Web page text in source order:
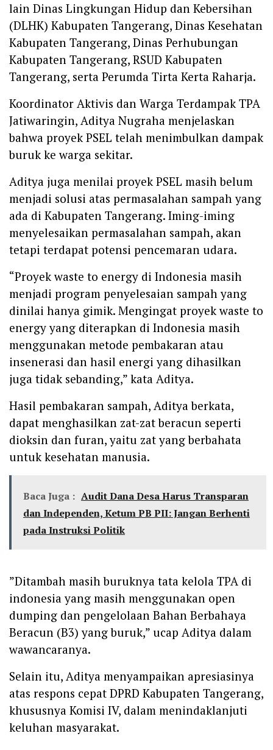
lain Dinas Lingkungan Hidup dan Kebersihan
(DLHK) Kabupaten Tangerang, Dinas Kesehatan
Kabupaten Tangerang, Dinas Perhubungan
Kabupaten Tangerang, RSUD Kabupaten
Tangerang, serta Perumda Tirta Kerta Raharja.
‎Koordinator Aktivis dan Warga Terdampak TPA
Jatiwaringin, Aditya Nugraha menjelaskan
bahwa proyek PSEL telah menimbulkan dampak
buruk ke warga sekitar.
‎Aditya juga menilai proyek PSEL masih belum
menjadi solusi atas permasalahan sampah yang
ada di Kabupaten Tangerang. Iming-iming
menyelesaikan permasalahan sampah, akan
tetapi terdapat potensi pencemaran udara.
‎“Proyek waste to energy di Indonesia masih
menjadi program penyelesaian sampah yang
dinilai hanya gimik. Mengingat proyek waste to
energy yang diterapkan di Indonesia masih
menggunakan metode pembakaran atau
insenerasi dan hasil energi yang dihasilkan
juga tidak sebanding,” kata Aditya.
‎Hasil pembakaran sampah, Aditya berkata,
dapat menghasilkan zat-zat beracun seperti
dioksin dan furan, yaitu zat yang berbahata
untuk kesehatan manusia.
Baca Juga : Audit Dana Desa Harus Transparan
dan Independen, Ketum PB PII: Jangan Berhenti
pada Instruksi Politik
‎”Ditambah masih buruknya tata kelola TPA di
indonesia yang masih menggunakan open
dumping dan pengelolaan Bahan Berbahaya
Beracun (B3) yang buruk,” ucap Aditya dalam
wawancaranya.
‎Selain itu, Aditya menyampaikan apresiasinya
atas respons cepat DPRD Kabupaten Tangerang,
khususnya Komisi IV, dalam menindaklanjuti
keluhan masyarakat.